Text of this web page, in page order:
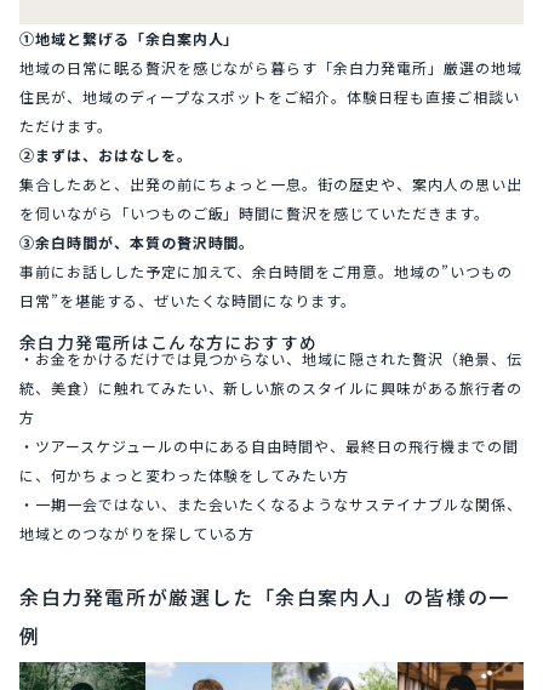
①地域と繋げる「余白案内人」
地域の日常に眠る贅沢を感じながら暮らす「余白力発電所」厳選の地域
住民が、地域のディープなスポットをご紹介。体験日程も直接ご相談い
ただけます。
②まずは、おはなしを。
集合したあと、出発の前にちょっと一息。街の歴史や、案内人の思い出
を伺いながら「いつものご飯」時間に贅沢を感じていただきます。
③余白時間が、本質の贅沢時間。
事前にお話しした予定に加えて、余白時間をご用意。地域の”いつもの
日常”を堪能する、ぜいたくな時間になります。
余白力発電所はこんな方におすすめ
・お金をかけるだけでは見つからない、地域に隠された贅沢（絶景、伝
統、美食）に触れてみたい、新しい旅のスタイルに興味がある旅行者の
方
・ツアースケジュールの中にある自由時間や、最終日の飛行機までの間
に、何かちょっと変わった体験をしてみたい方
・一期一会ではない、また会いたくなるようなサステイナブルな関係、
地域とのつながりを探している方
余白力発電所が厳選した「余白案内人」の皆様の一
例